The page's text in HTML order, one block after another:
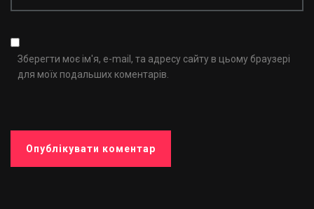
Зберегти моє ім'я, e-mail, та адресу сайту в цьому браузері
для моїх подальших коментарів.